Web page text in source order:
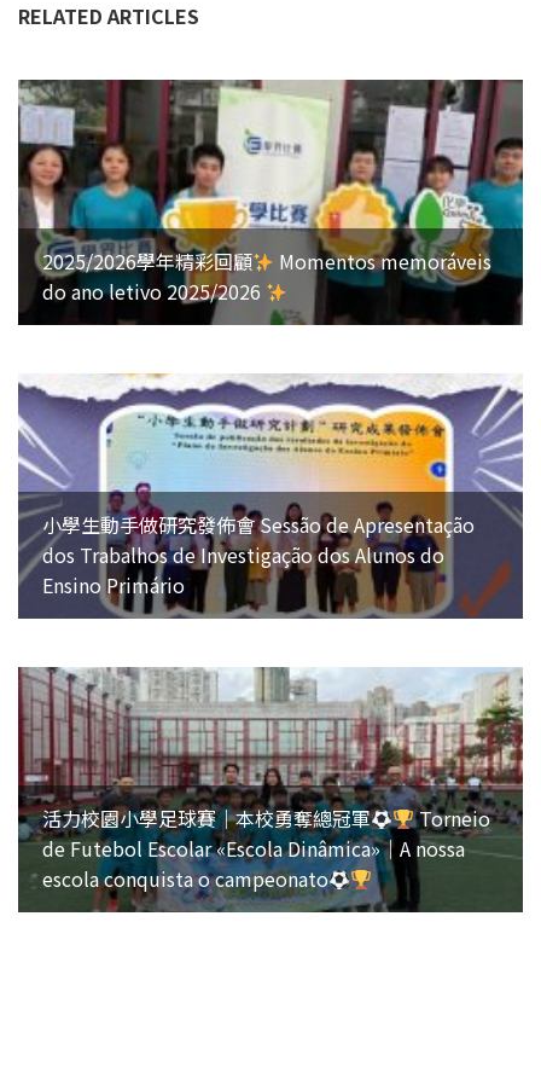
RELATED ARTICLES
2025/2026學年精彩回顧
Momentos memoráveis
do ano letivo 2025/2026
小學生動手做研究發佈會 Sessão de Apresentação
dos Trabalhos de Investigação dos Alunos do
Ensino Primário
活力校園小學足球賽｜本校勇奪總冠軍
Torneio
de Futebol Escolar «Escola Dinâmica»｜A nossa
escola conquista o campeonato